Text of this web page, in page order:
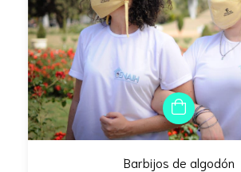
Barbijos de algodón